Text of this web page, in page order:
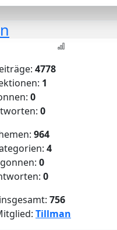
4778
1
0
0
964
4
0
0
756
Tillman